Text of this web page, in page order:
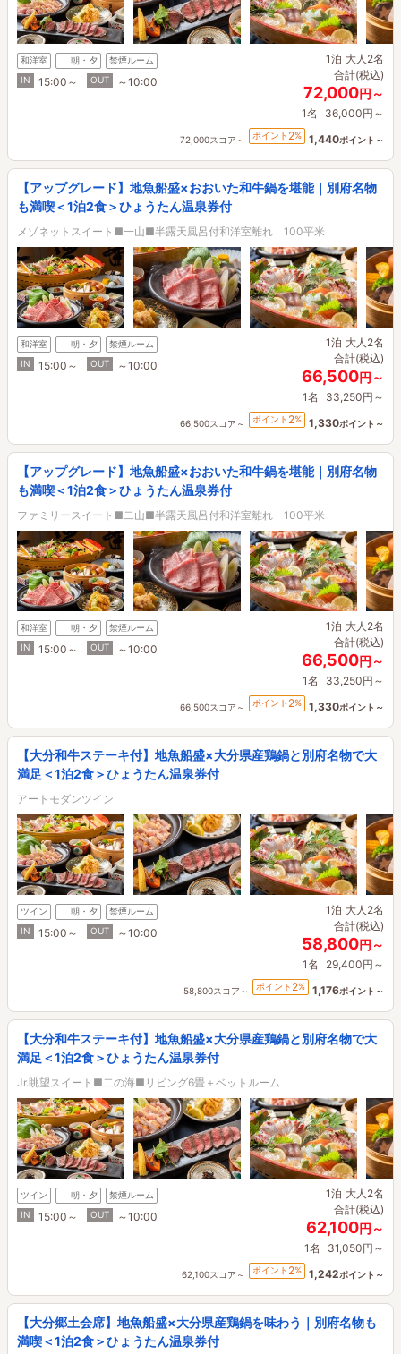
和洋室 朝・夕
禁煙ルーム
IN
15:00～ OUT ～10:00
1泊 大人2名
合計(税込)
72,000円～
1名 36,000円～
72,000スコア～ ポイント 2% 1,440ポイント～
【アップグレード】地魚船盛×おおいた和牛鍋を堪能｜別府名物
も満喫＜1泊2食＞ひょうたん温泉券付
メゾネットスイート■一山■半露天風呂付和洋室離れ 100平米
和洋室 朝・夕
禁煙ルーム
IN
15:00～ OUT ～10:00
1泊 大人2名
合計(税込)
66,500円～
1名 33,250円～
66,500スコア～ ポイント 2% 1,330ポイント～
【アップグレード】地魚船盛×おおいた和牛鍋を堪能｜別府名物
も満喫＜1泊2食＞ひょうたん温泉券付
ファミリースイート■二山■半露天風呂付和洋室離れ 100平米
和洋室 朝・夕
禁煙ルーム
IN
15:00～ OUT ～10:00
1泊 大人2名
合計(税込)
66,500円～
1名 33,250円～
66,500スコア～ ポイント 2% 1,330ポイント～
【大分和牛ステーキ付】地魚船盛×大分県産鶏鍋と別府名物で大
満足＜1泊2食＞ひょうたん温泉券付
アートモダンツイン
ツイン 朝・夕
禁煙ルーム
IN
15:00～ OUT ～10:00
1泊 大人2名
合計(税込)
58,800円～
1名 29,400円～
58,800スコア～ ポイント 2% 1,176ポイント～
【大分和牛ステーキ付】地魚船盛×大分県産鶏鍋と別府名物で大
満足＜1泊2食＞ひょうたん温泉券付
Jr.眺望スイート■二の海■リビング6畳＋ベットルーム
ツイン 朝・夕
禁煙ルーム
IN
15:00～ OUT ～10:00
1泊 大人2名
合計(税込)
62,100円～
1名 31,050円～
62,100スコア～ ポイント 2% 1,242ポイント～
【大分郷土会席】地魚船盛×大分県産鶏鍋を味わう｜別府名物も
満喫＜1泊2食＞ひょうたん温泉券付